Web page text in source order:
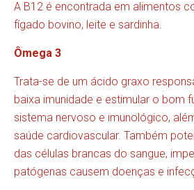
A B12 é encontrada em alimentos
fígado bovino, leite e sardinha.
Ômega 3
Trata-se de um ácido graxo
baixa imunidade e estimular o bom
sistema nervoso e imunológico,
saúde cardiovascular. Também
das células brancas do sangue,
patógenas causem doenças e